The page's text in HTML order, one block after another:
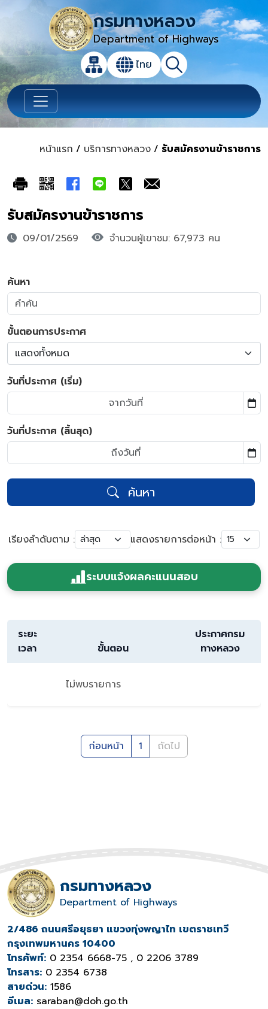
กรมทางหลวง
Department of Highways
แผนผังเว็บไซต์
เปลี่ยนภาษา
ไทย ค้นหา
เปิดกล่องค้นหาข้อมูลหลักของเว็บไซต์
หน้าแรก / บริการทางหลวง / รับสมัครงานข้าราชการ
รับสมัครงานข้าราชการ
09/01/2569 จำนวนผู้เขาชม: 67,973 คน
ค้นหา
ขั้นตอนการประกาศ
แสดงทั้งหมด
วันที่ประกาศ (เริ่ม)
วันที่ประกาศ (สิ้นสุด)
ค้นหา
เรียงลำดับตาม : แสดงรายการต่อหน้า :
ระบบแจ้งผลคะแนนสอบ
ระยะ
เวลา
ขั้นตอน
ประกาศกรม
ทางหลวง
ไม่พบรายการ
ก่อนหน้า 1 ถัดไป
กรมทางหลวง
Department of Highways
2/486 ถนนศรีอยุธยา แขวงทุ่งพญาไท เขตราชเทวี
กรุงเทพมหานคร 10400
โทรศัพท์: 0 2354 6668-75 , 0 2206 3789
โทรสาร: 0 2354 6738
สายด่วน: 1586
อีเมล: saraban@doh.go.th